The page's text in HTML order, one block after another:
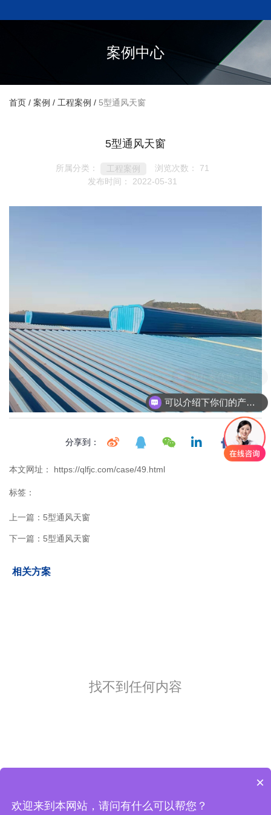
案例中心
首页 / 案例 / 工程案例 / 5型通风天窗
5型通风天窗
所属分类： 工程案例 浏览次数： 71
发布时间： 2022-05-31
分享到：
本文网址： https://qlfjc.com/case/49.html
标签：
上一篇： 5型通风天窗
下一篇： 5型通风天窗
相关方案
找不到任何内容
可以介绍下你们的产品么
现在有优惠活动吗
×
欢迎来到本网站，请问有什么可以帮您？